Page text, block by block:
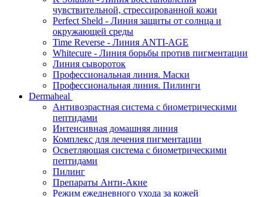
чувствительной, стрессированной кожи
Perfect Sheld - Линия защиты от солнца и
окружающей среды
Time Reverse - Линия ANTI-AGE
Whitecure - Линия борьбы против пигментации
Линия сывороток
Профессиональная линия. Маски
Профессиональная линия. Пилинги
Dermaheal
Антивозрастная система с биометрическими
пептидами
Интенсивная домашняя линия
Комплекс для лечения пигментации
Осветляющая система с биометрическими
пептидами
Пилинг
Препараты Анти-Акне
Режим ежедневного ухода за кожей